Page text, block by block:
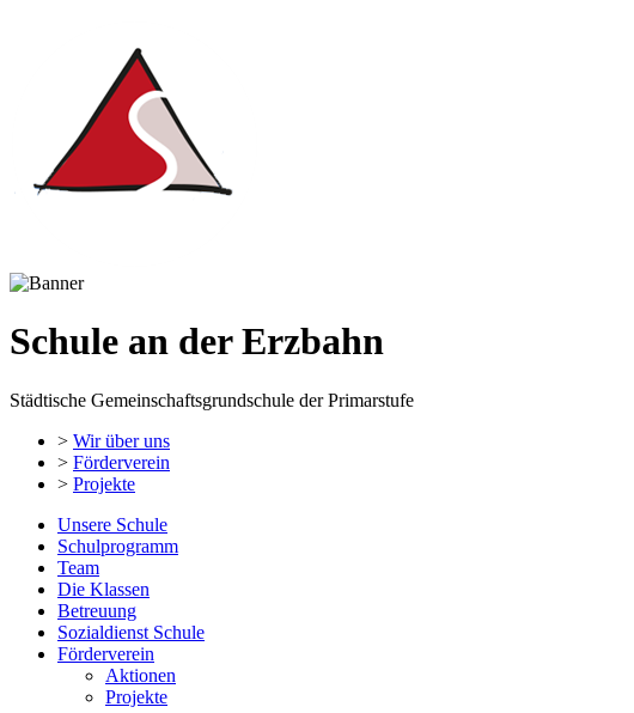
Schule an der Erzbahn
Städtische Gemeinschaftsgrundschule der Primarstufe
> Wir über uns
> Förderverein
> Projekte
Unsere Schule
Schulprogramm
Team
Die Klassen
Betreuung
Sozialdienst Schule
Förderverein
Aktionen
Projekte